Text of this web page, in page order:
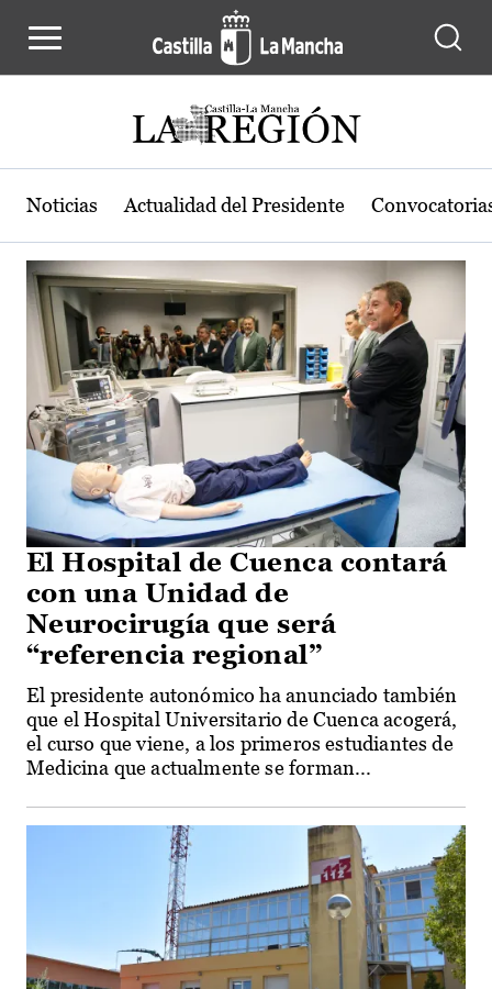
Actualidad de la región de Castilla-
Noticias Actualidad del Presidente
El Hospital de Cuenca contará
con una Unidad de
Neurocirugía que será
“referencia regional”
El presidente autonómico ha anunciado también
que el Hospital Universitario de Cuenca acogerá,
el curso que viene, a los primeros estudiantes de
Medicina que actualmente se forman...